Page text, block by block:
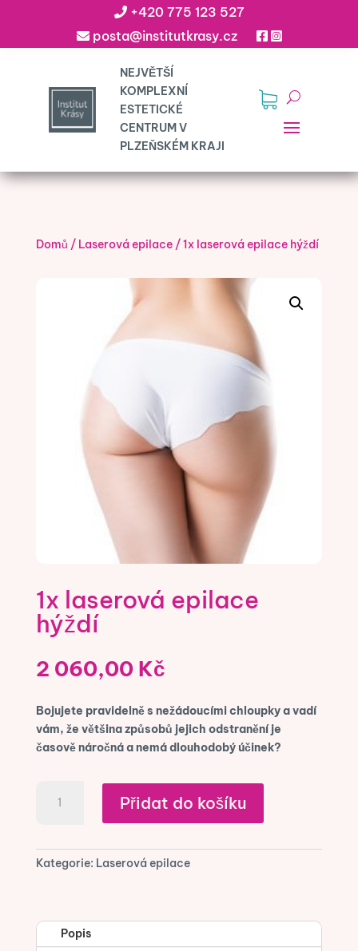
+420 775 123 527
posta@institutkrasy.cz
Domů / Laserová epilace/1x laserová epilace hýždí
1x laserová epilace
hýždí
2 060,00 Kč
Bojujete pravidelně s nežádoucími chloupky a vadí
vám, že většina způsobů jejich odstranění je
časově náročná a nemá dlouhodobý účinek?
laserová
množství
Přidat do košíku
Kategorie: Laserová epilace
Popis